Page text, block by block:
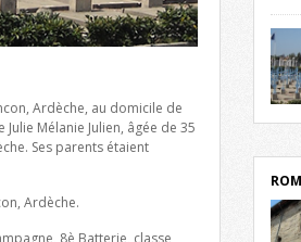
Ardèche, au domicile de
Mélanie Julien, âgée de 35
Ses parents étaient
Ardèche.
8è Batterie, classe
par